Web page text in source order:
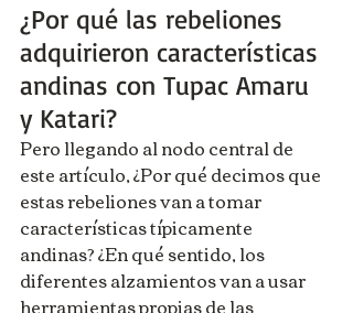
¿Por qué las rebeliones
adquirieron características
andinas con Tupac Amaru
y Katari?
Pero llegando al nodo central de
este artículo, ¿Por qué decimos que
estas rebeliones van a tomar
características típicamente
andinas? ¿En qué sentido, los
diferentes alzamientos van a usar
herramientas propias de las